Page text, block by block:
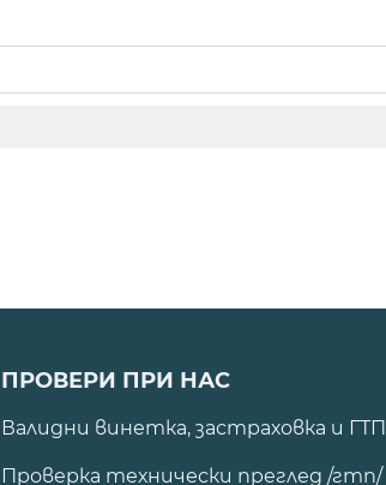
ПРОВЕРИ ПРИ НАС
Валидни винетка, застраховка и ГТП
Проверка технически преглед /гтп/